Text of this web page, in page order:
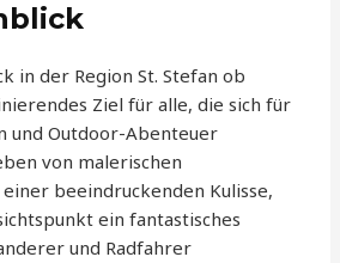
in der Region St. Stefan ob
Ziel für alle, die sich für
und Outdoor-Abenteuer
von malerischen
beeindruckenden Kulisse,
ein fantastisches
und Radfahrer